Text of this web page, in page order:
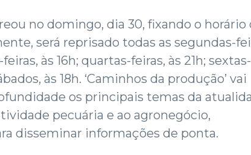
no domingo, dia 30, fixando o horário
será reprisado todas as segundas-
às 16h; quartas-feiras, às 21h; sextas-
às 18h. ‘Caminhos da produção’ vai
os principais temas da
pecuária e ao agronegócio,
disseminar informações de ponta.